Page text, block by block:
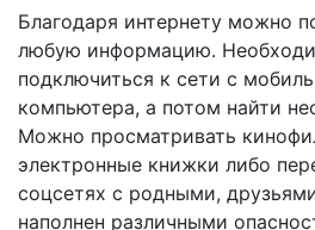
Благодаря интернету можно
любую информацию.
подключиться к сети с
компьютера, а потом найти
Можно просматривать
электронные книжки либо
соцсетях с родными,
наполнен различными